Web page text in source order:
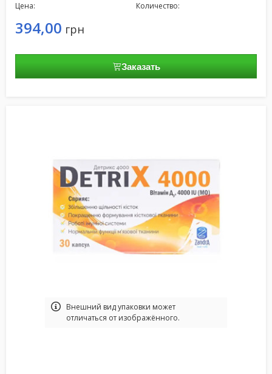
Цена:
394,00 грн
Количество:
Заказать
Bнешний вид упаковки может
отличаться от изображённого.